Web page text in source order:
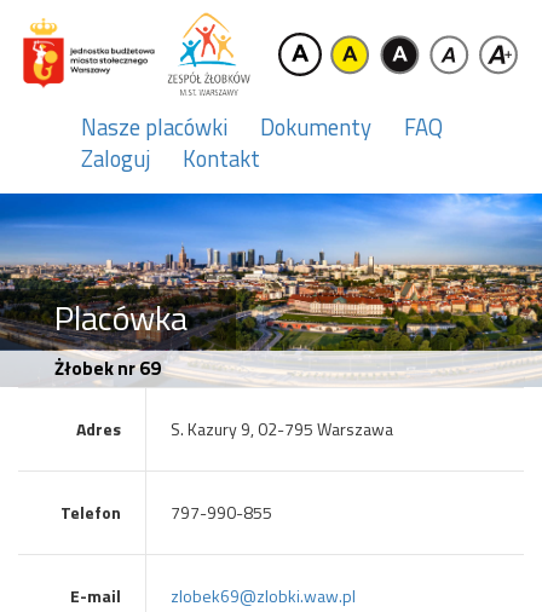
Nasze placówki Dokumenty
FAQ
Zaloguj
Kontakt
Placówka
Żłobek nr 69
Adres S. Kazury 9, 02-795 Warszawa
Telefon 797-990-855
E-mail zlobek69@zlobki.waw.pl